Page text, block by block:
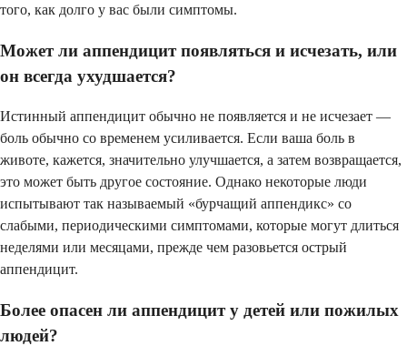
того, как долго у вас были симптомы.
Может ли аппендицит появляться и исчезать, или
он всегда ухудшается?
Истинный аппендицит обычно не появляется и не исчезает —
боль обычно со временем усиливается. Если ваша боль в
животе, кажется, значительно улучшается, а затем возвращается,
это может быть другое состояние. Однако некоторые люди
испытывают так называемый «бурчащий аппендикс» со
слабыми, периодическими симптомами, которые могут длиться
неделями или месяцами, прежде чем разовьется острый
аппендицит.
Более опасен ли аппендицит у детей или пожилых
людей?